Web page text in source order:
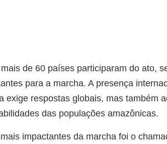
de 60 países participaram do ato,
para a marcha. A presença
exige respostas globais, mas também
das populações amazônicas.
impactantes da marcha foi o